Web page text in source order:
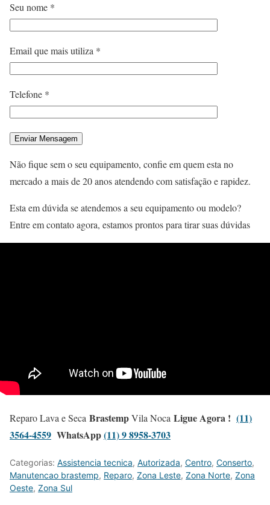
Seu nome *
Email que mais utiliza *
Telefone *
Não fique sem o seu equipamento, confie em quem esta no
mercado a mais de 20 anos atendendo com satisfação e rapidez.
Esta em dúvida se atendemos a seu equipamento ou modelo?
Entre em contato agora, estamos prontos para tirar suas dúvidas
Reparo Lava e Seca BrastempVila Noca Ligue Agora ! (11)
3564-4559 WhatsApp(11) 9 8958-3703
Categorias: Assistencia tecnica, Autorizada, Centro, Conserto,
Manutencao brastemp, Reparo, Zona Leste, Zona Norte, Zona
Oeste, Zona Sul